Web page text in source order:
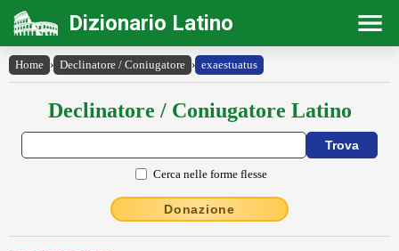
Dizionario Latino
Home › Declinatore / Coniugatore › exaestuatus
Declinatore / Coniugatore Latino
Cerca nelle forme flesse
Donazione